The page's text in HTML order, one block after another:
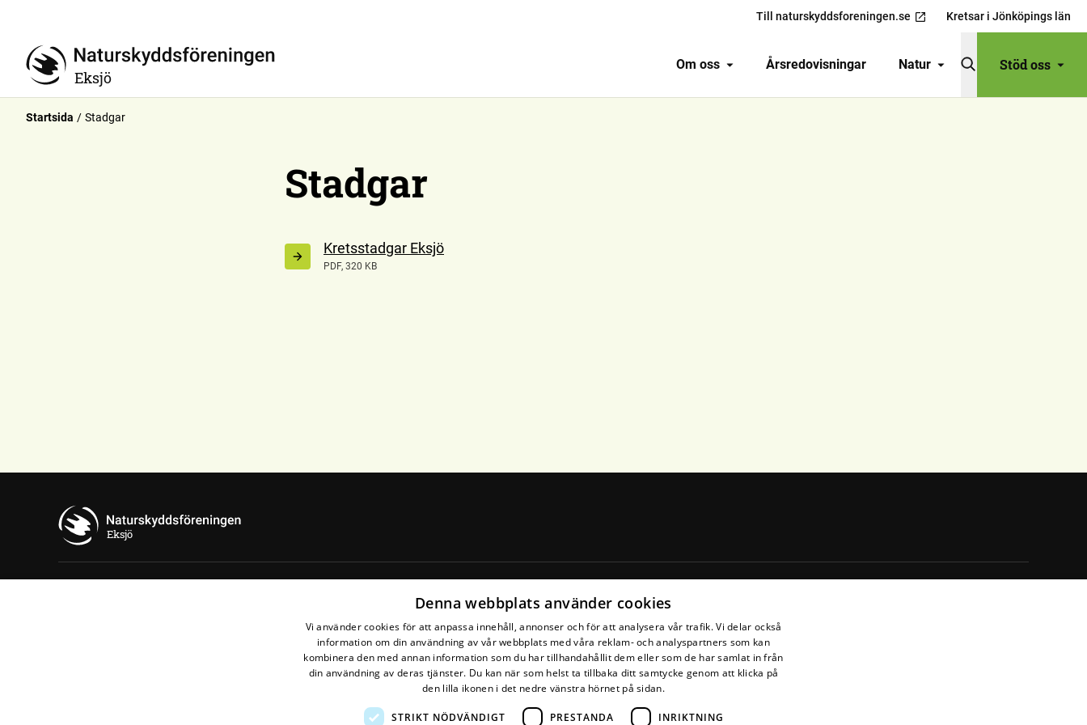
Till naturskyddsforeningen.se Kretsar i Jönköpings län
Eksjö
Om oss Årsredovisningar Natur Stöd oss
Startsida Stadgar
Stadgar
Kretsstadgar Eksjö
PDF, 320 KB
Eksjö
SWISH och bankgiro
SWISH: 123 224 18 83
Bankgiro: 769-9689
Denna webbplats använder cookies
Vi använder cookies för att anpassa innehåll, annonser och för att analysera vår trafik. Vi delar också
information om din användning av vår webbplats med våra reklam- och analyspartners som kan
kombinera den med annan information som du har tillhandahållit dem eller som de har samlat in från
din användning av deras tjänster. Du kan när som helst ta tillbaka ditt samtycke genom att klicka på
den lilla ikonen i det nedre vänstra hörnet på sidan.
STRIKT NÖDVÄNDIGT PRESTANDA INRIKTNING